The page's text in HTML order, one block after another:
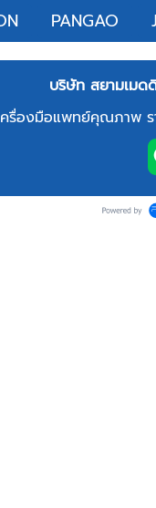
PANGAO
บริษัท สยามเม
ครื่องมือแพทย์คุณภาพ ร